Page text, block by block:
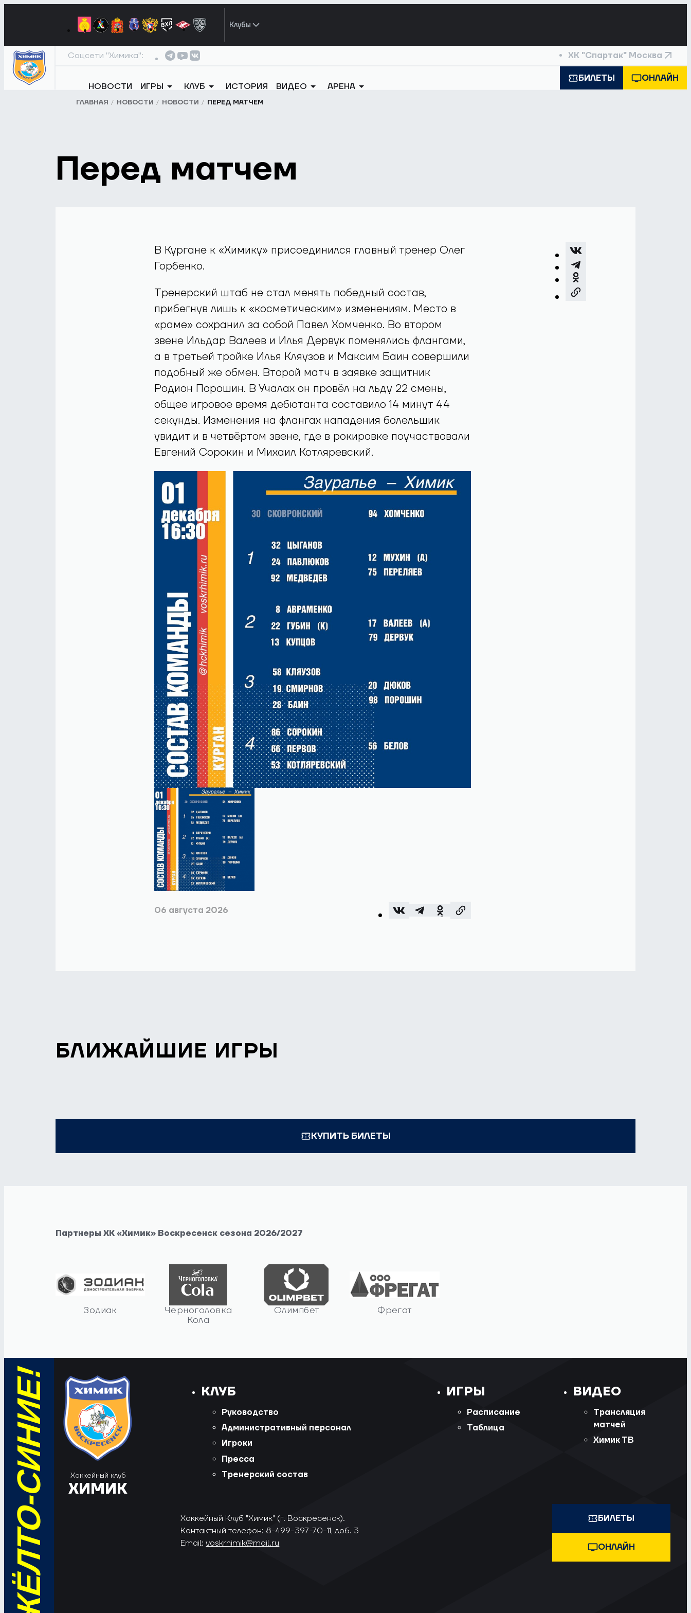
Клубы
Соцсети "Химика": ХК "Спартак" Москва
НОВОСТИ ИГРЫ КЛУБ ИСТОРИЯ ВИДЕО АРЕНА
БИЛЕТЫ ОНЛАЙН
ГЛАВНАЯ НОВОСТИ НОВОСТИ ПЕРЕД МАТЧЕМ
Перед матчем
В Кургане к «Химику» присоединился главный тренер Олег
Горбенко.
Тренерский штаб не стал менять победный состав,
прибегнув лишь к «косметическим» изменениям. Место в
«раме» сохранил за собой Павел Хомченко. Во втором
звене Ильдар Валеев и Илья Дервук поменялись флангами,
а в третьей тройке Илья Кляузов и Максим Баин совершили
подобный же обмен. Второй матч в заявке защитник
Родион Порошин. В Учалах он провёл на льду 22 смены,
общее игровое время дебютанта составило 14 минут 44
секунды. Изменения на флангах нападения болельщик
увидит и в четвёртом звене, где в рокировке поучаствовали
Евгений Сорокин и Михаил Котляревский.
06 августа 2026
БЛИЖАЙШИЕ ИГРЫ
КУПИТЬ БИЛЕТЫ
Партнеры ХК «Химик» Воскресенск сезона 2026/2027
Зодиак
Черноголовка
Кола
Олимпбет Фрегат
Хоккейный клуб
ХИМИК
КЛУБ
Руководство
Административный персонал
Игроки
Пресса
Тренерский состав
ИГРЫ
Расписание
Таблица
ВИДЕО
Трансляция
матчей
Химик ТВ
Хоккейный Клуб "Химик" (г. Воскресенск).
Контактный телефон: 8-499-397-70-11, доб. 3
Email:voskrhimik@mail.ru
БИЛЕТЫ
ОНЛАЙН